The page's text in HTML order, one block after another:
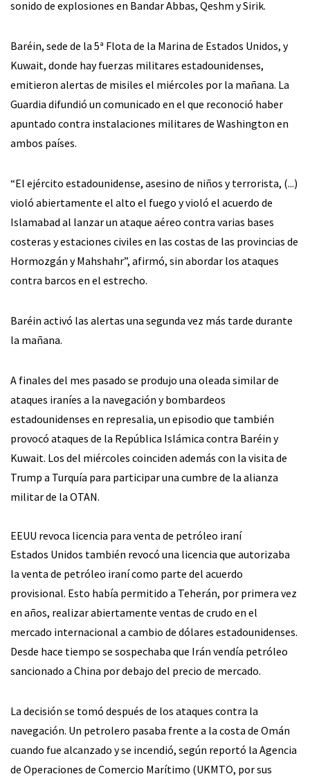
sonido de explosiones en Bandar Abbas, Qeshm y Sirik.
Baréin, sede de la 5ª Flota de la Marina de Estados Unidos, y
Kuwait, donde hay fuerzas militares estadounidenses,
emitieron alertas de misiles el miércoles por la mañana. La
Guardia difundió un comunicado en el que reconoció haber
apuntado contra instalaciones militares de Washington en
ambos países.
“El ejército estadounidense, asesino de niños y terrorista, (...)
violó abiertamente el alto el fuego y violó el acuerdo de
Islamabad al lanzar un ataque aéreo contra varias bases
costeras y estaciones civiles en las costas de las provincias de
Hormozgán y Mahshahr”, afirmó, sin abordar los ataques
contra barcos en el estrecho.
Baréin activó las alertas una segunda vez más tarde durante
la mañana.
A finales del mes pasado se produjo una oleada similar de
ataques iraníes a la navegación y bombardeos
estadounidenses en represalia, un episodio que también
provocó ataques de la República Islámica contra Baréin y
Kuwait. Los del miércoles coinciden además con la visita de
Trump a Turquía para participar una cumbre de la alianza
militar de la OTAN.
EEUU revoca licencia para venta de petróleo iraní
Estados Unidos también revocó una licencia que autorizaba
la venta de petróleo iraní como parte del acuerdo
provisional. Esto había permitido a Teherán, por primera vez
en años, realizar abiertamente ventas de crudo en el
mercado internacional a cambio de dólares estadounidenses.
Desde hace tiempo se sospechaba que Irán vendía petróleo
sancionado a China por debajo del precio de mercado.
La decisión se tomó después de los ataques contra la
navegación. Un petrolero pasaba frente a la costa de Omán
cuando fue alcanzado y se incendió, según reportó la Agencia
de Operaciones de Comercio Marítimo (UKMTO, por sus